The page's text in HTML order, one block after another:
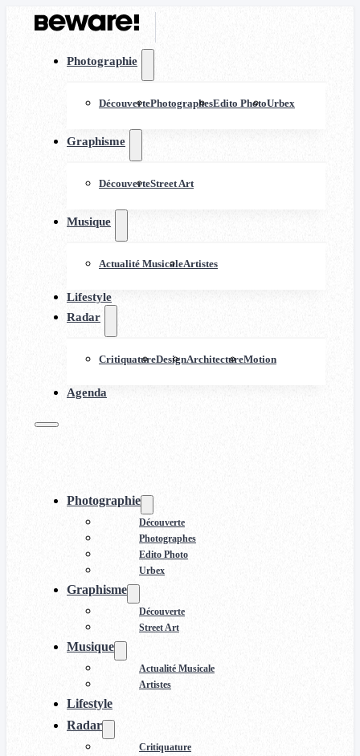
Photographie
DécouvertePhotographesEdito PhotoUrbex
Graphisme
DécouverteStreet Art
Musique
Actualité MusicaleArtistes
Lifestyle
Radar
CritiquatureDesignArchitectureMotion
Agenda
Photographie
Découverte
Photographes
Edito Photo
Urbex
Graphisme
Découverte
Street Art
Musique
Actualité Musicale
Artistes
Lifestyle
Radar
Critiquature